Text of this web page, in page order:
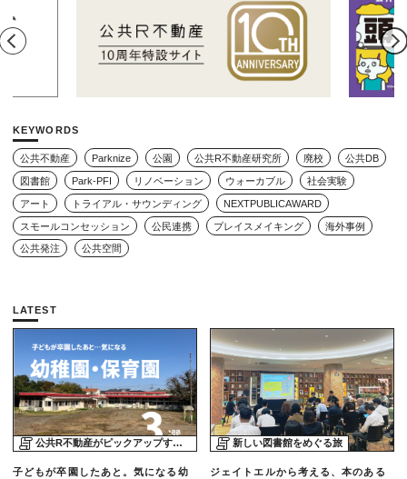
KEYWORDS
公共不動産 Parknize 公園 公共R不動産研究所 廃校 公共DB
図書館 Park-PFI リノベーション ウォーカブル 社会実験
アート トライアル・サウンディング NEXTPUBLICAWARD
スモールコンセッション 公民連携 プレイスメイキング 海外事例
公共発注 公共空間
LATEST
公共R不動産がピックアップする物件
子どもが卒園したあと。気になる幼
新しい図書館をめぐる旅
ジェイトエルから考える、本のある